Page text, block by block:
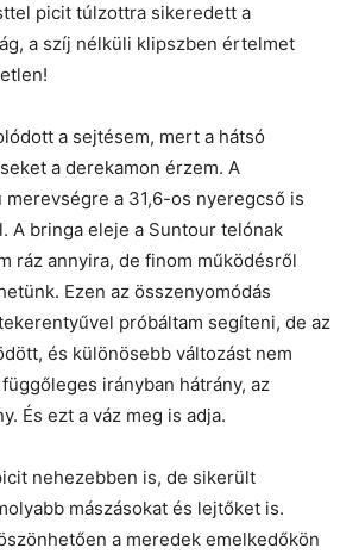
picit túlzottra sikeredett a
a szíj nélküli klipszben értelmet
a sejtésem, mert a hátsó
a derekamon érzem. A
a 31,6-os nyeregcső is
A bringa eleje a Suntour telónak
ráz annyira, de finom működésről
Ezen az összenyomódás
próbáltam segíteni, de az
és különösebb változást nem
irányban hátrány, az
És ezt a váz meg is adja.
nehezebben is, de sikerült
mászásokat és lejtőket is.
a meredek emelkedőkön